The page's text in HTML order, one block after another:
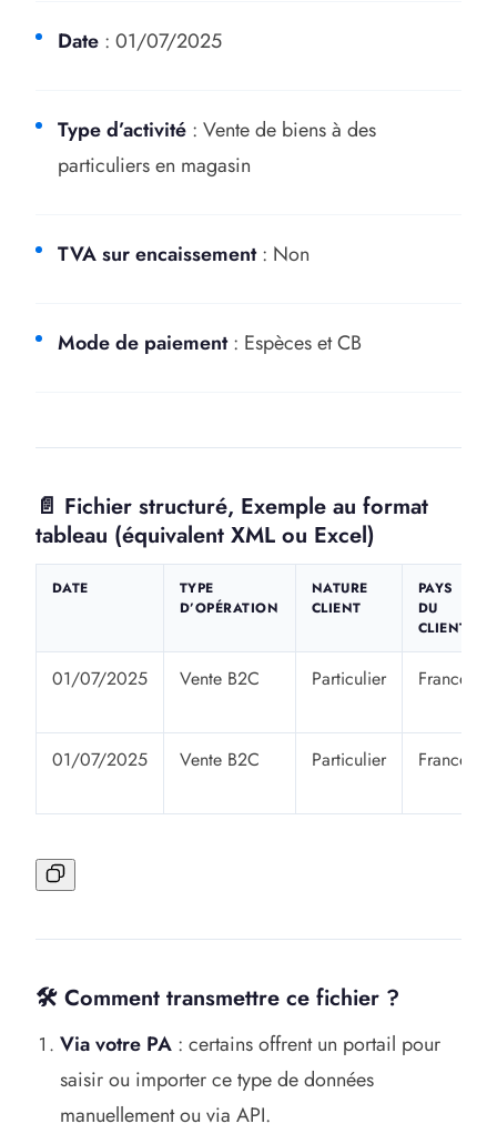
Date : 01/07/2025
Type d’activité : Vente de biens à des
particuliers en magasin
TVA sur encaissement: Non
Mode de paiement: Espèces et CB
📄 Fichier structuré, Exemple au format
tableau (équivalent XML ou Excel)
DATE
TYPE
D’OPÉRATION
NATURE
CLIENT
PAYS
DU
CLIENT
01/07/2025 Vente B2C Particulier France
01/07/2025 Vente B2C Particulier France
🛠️ Comment transmettre ce fichier ?
Via votre PA : certains offrent un portail pour
saisir ou importer ce type de données
manuellement ou via API.